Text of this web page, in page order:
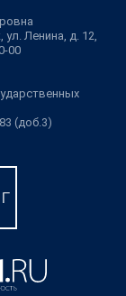
Ленина, д. 12,
00
(доб.3)